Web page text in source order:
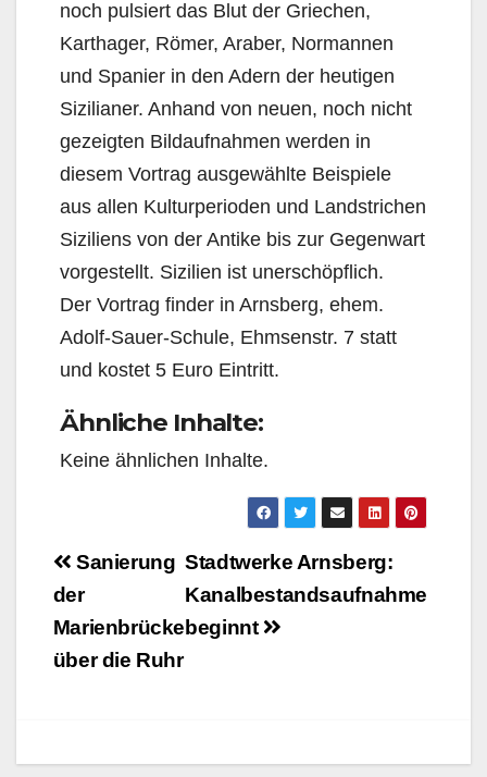
noch pulsiert das Blut der Griechen,
Karthager, Römer, Araber, Normannen
und Spanier in den Adern der heutigen
Sizilianer. Anhand von neuen, noch nicht
gezeigten Bildaufnahmen werden in
diesem Vortrag ausgewählte Beispiele
aus allen Kulturperioden und Landstrichen
Siziliens von der Antike bis zur Gegenwart
vorgestellt. Sizilien ist unerschöpflich.
Der Vortrag finder in Arnsberg, ehem.
Adolf-Sauer-Schule, Ehmsenstr. 7 statt
und kostet 5 Euro Eintritt.
Ähnliche Inhalte:
Keine ähnlichen Inhalte.
Beitragsnavigation
Stadtwerke Arnsberg:
Kanalbestandsaufnahme
beginnt
Sanierung
der
Marienbrücke
über die Ruhr